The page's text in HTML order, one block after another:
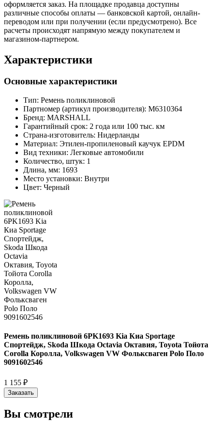
оформляется заказ. На площадке продавца доступны
различные способы оплаты — банковской картой, онлайн-
переводом или при получении (если предусмотрено). Все
расчеты происходят напрямую между покупателем и
магазином-партнером.
Характеристики
Основные характеристики
Тип: Ремень поликлиновой
Партномер (артикул производителя): M6310364
Бренд: MARSHALL
Гарантийный срок: 2 года или 100 тыс. км
Страна-изготовитель: Нидерланды
Материал: Этилен-пропиленовый каучук EPDM
Вид техники: Легковые автомобили
Количество, штук: 1
Длина, мм: 1693
Место установки: Внутри
Цвет: Черный
Ремень поликлиновой 6PK1693 Kia Киа Sportage
Спортейдж, Skoda Шкода Octavia Октавия, Toyota Тойота
Corolla Королла, Volkswagen VW Фольксваген Polo Поло
9091602546
1 155 ₽
Заказать
Вы смотрели